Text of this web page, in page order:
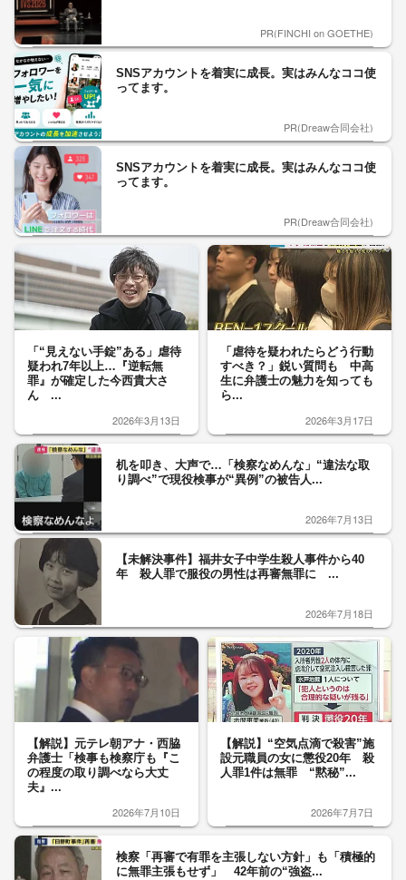
PR(FINCHI on GOETHE)
SNSアカウントを着実に成長。実はみんなココ使
ってます。
PR(Dreaw合同会社)
SNSアカウントを着実に成長。実はみんなココ使
ってます。
PR(Dreaw合同会社)
「“見えない手錠”ある」虐待
疑われ7年以上…『逆転無
罪』が確定した今西貴大さ
ん ...
2026年3月13日
「虐待を疑われたらどう行動
すべき？」鋭い質問も 中高
生に弁護士の魅力を知っても
ら...
2026年3月17日
机を叩き、大声で…「検察なめんな」“違法な取
り調べ”で現役検事が“異例”の被告人...
2026年7月13日
【未解決事件】福井女子中学生殺人事件から40
年 殺人罪で服役の男性は再審無罪に ...
2026年7月18日
【解説】元テレ朝アナ・西脇
弁護士「検事も検察庁も『こ
の程度の取り調べなら大丈
夫』...
2026年7月10日
【解説】“空気点滴で殺害”施
設元職員の女に懲役20年 殺
人罪1件は無罪 “黙秘”...
2026年7月7日
検察「再審で有罪を主張しない方針」も「積極的
に無罪主張もせず」 42年前の“強盗...